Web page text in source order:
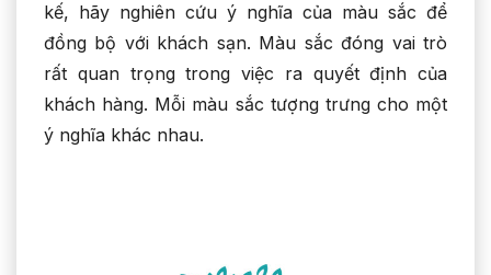
kế, hãy nghiên cứu ý nghĩa của màu sắc để
đồng bộ với khách sạn. Màu sắc đóng vai trò
rất quan trọng trong việc ra quyết định của
khách hàng. Mỗi màu sắc tượng trưng cho một
ý nghĩa khác nhau.